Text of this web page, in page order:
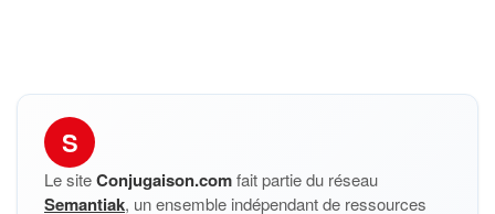
S
Le siteConjugaison.comfait partie du réseau
Semantiak, un ensemble indépendant de ressources